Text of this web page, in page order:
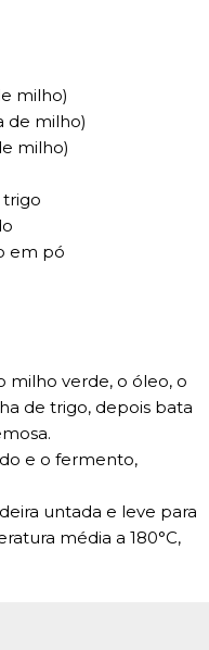
milho)
de milho)
milho)
trigo
em pó
milho verde, o óleo, o
de trigo, depois bata
e o fermento,
untada e leve para
média a 180°C,